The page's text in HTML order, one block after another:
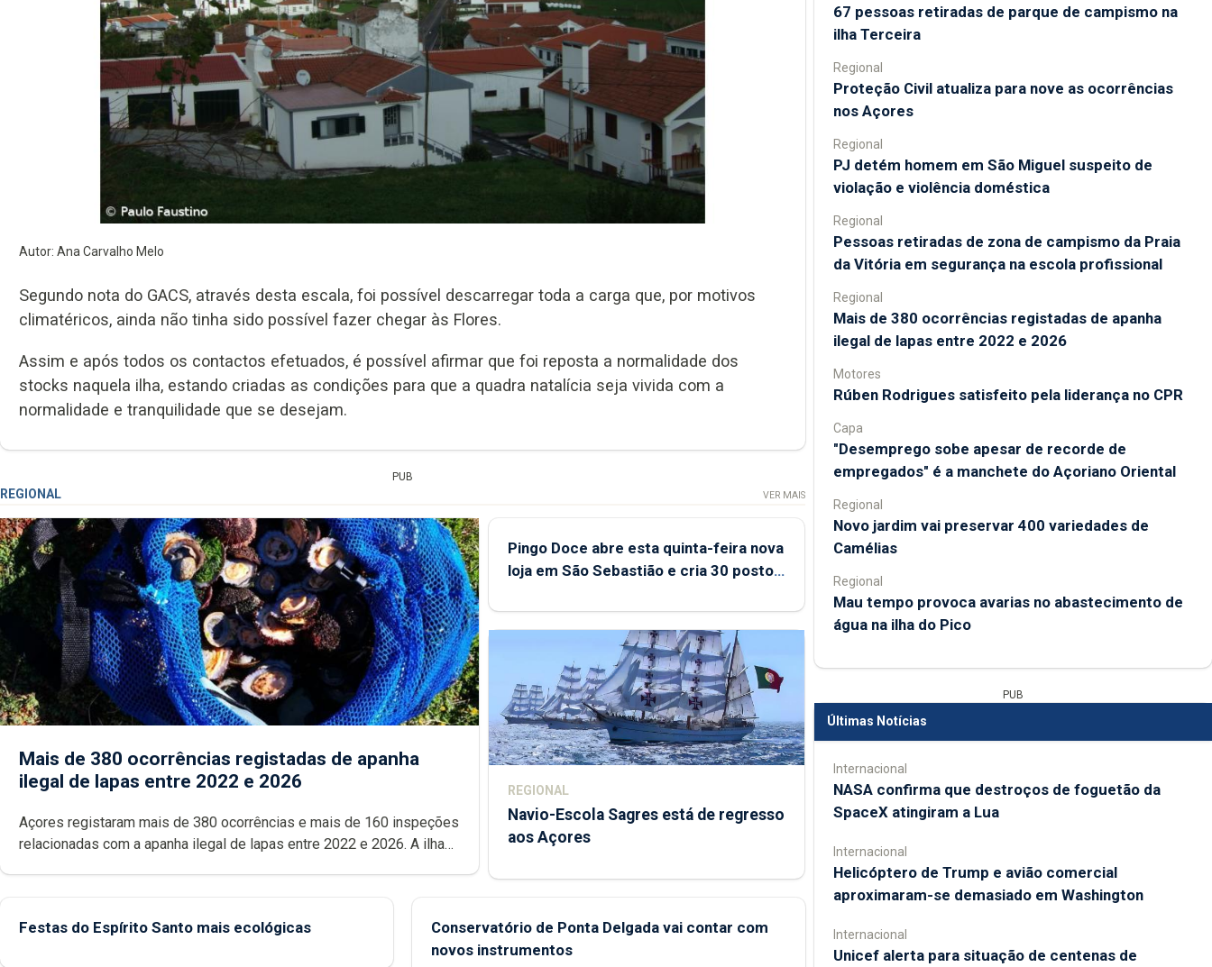
Autor: Ana Carvalho Melo
Segundo nota do GACS, através desta escala, foi possível descarregar toda a carga que, por motivos
climatéricos, ainda não tinha sido possível fazer chegar às Flores.
Assim e após todos os contactos efetuados, é possível afirmar que foi reposta a normalidade dos
stocks naquela ilha, estando criadas as condições para que a quadra natalícia seja vivida com a
normalidade e tranquilidade que se desejam.
PUB
REGIONAL VER MAIS
Mais de 380 ocorrências registadas de apanha
ilegal de lapas entre 2022 e 2026
Açores registaram mais de 380 ocorrências e mais de 160 inspeções
relacionadas com a apanha ilegal de lapas entre 2022 e 2026. A ilha
Pingo Doce abre esta quinta-feira nova
loja em São Sebastião e cria 30 postos
REGIONAL
Navio-Escola Sagres está de regresso
aos Açores
Festas do Espírito Santo mais ecológicas
Conservatório de Ponta Delgada vai contar com
novos instrumentos
67 pessoas retiradas de parque de campismo na
ilha Terceira
Regional
Proteção Civil atualiza para nove as ocorrências
nos Açores
Regional
PJ detém homem em São Miguel suspeito de
violação e violência doméstica
Regional
Pessoas retiradas de zona de campismo da Praia
da Vitória em segurança na escola profissional
Regional
Mais de 380 ocorrências registadas de apanha
ilegal de lapas entre 2022 e 2026
Motores
Rúben Rodrigues satisfeito pela liderança no CPR
Capa
"Desemprego sobe apesar de recorde de
empregados" é a manchete do Açoriano Oriental
Regional
Novo jardim vai preservar 400 variedades de
Camélias
Regional
Mau tempo provoca avarias no abastecimento de
água na ilha do Pico
PUB
Últimas Notícias
Internacional
NASA confirma que destroços de foguetão da
SpaceX atingiram a Lua
Internacional
Helicóptero de Trump e avião comercial
aproximaram-se demasiado em Washington
Internacional
Unicef alerta para situação de centenas de